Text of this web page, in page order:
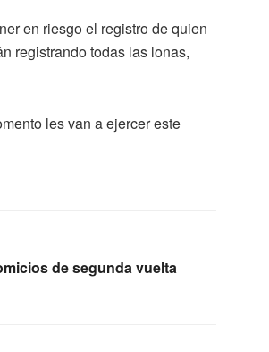
en riesgo el registro de quien
registrando todas las lonas,
les van a ejercer este
de segunda vuelta